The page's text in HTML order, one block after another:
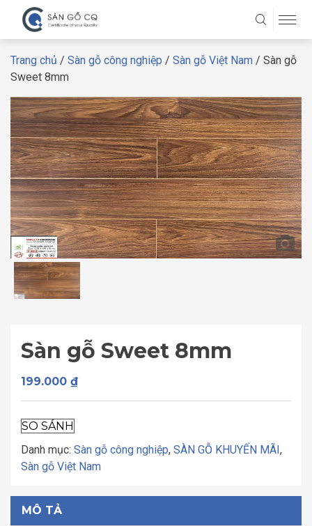
Trang chủ / Sàn gỗ công nghiệp / Sàn gỗ Việt Nam / Sàn gỗ
Sweet 8mm
Sàn gỗ Sweet 8mm
199.000 ₫
SO SÁNH
Danh mục: Sàn gỗ công nghiệp, SÀN GỖ KHUYẾN MÃI,
Sàn gỗ Việt Nam
MÔ TẢ